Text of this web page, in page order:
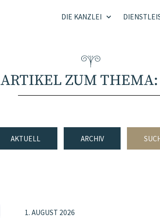
DIE KANZLEI
ARTIKEL ZUM
AKTUELL ARCHIV
1. AUGUST 2026